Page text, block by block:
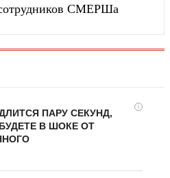
СМЕРШа
i
ПАРУ СЕКУНД,
В ШОКЕ ОТ